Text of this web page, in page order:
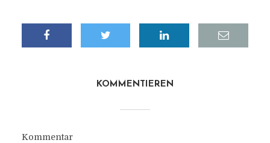
KOMMENTIEREN
Kommentar